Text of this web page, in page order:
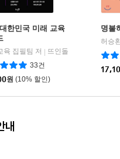
한민국 미래 교육
육 집필팀 저
뜨인돌
33건
원 (10% 할인)
명불
허승
내